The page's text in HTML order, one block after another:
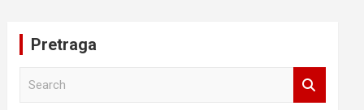
Pretraga